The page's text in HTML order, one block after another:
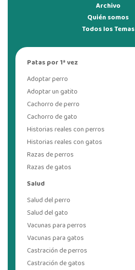
Archivo
Quién somos
Todos los Temas
Patas por 1ª vez
Adoptar perro
Adoptar un gatito
Cachorro de perro
Cachorro de gato
Historias reales con perros
Historias reales con gatos
Razas de perros
Razas de gatos
Salud
Salud del perro
Salud del gato
Vacunas para perros
Vacunas para gatos
Castración de perros
Castración de gatos